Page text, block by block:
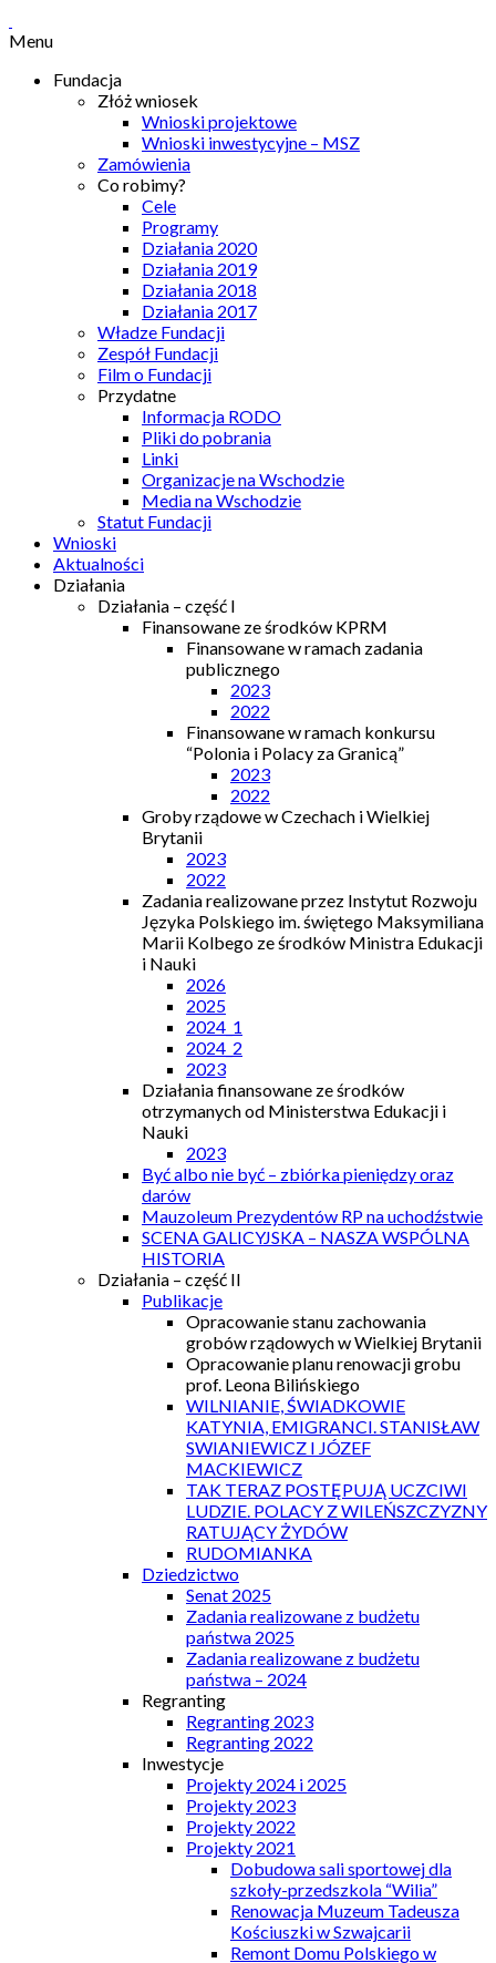
Menu
Fundacja
Złóż wniosek
Wnioski projektowe
Wnioski inwestycyjne – MSZ
Zamówienia
Co robimy?
Cele
Programy
Działania 2020
Działania 2019
Działania 2018
Działania 2017
Władze Fundacji
Zespół Fundacji
Film o Fundacji
Przydatne
Informacja RODO
Pliki do pobrania
Linki
Organizacje na Wschodzie
Media na Wschodzie
Statut Fundacji
Wnioski
Aktualności
Działania
Działania – część I
Finansowane ze środków KPRM
Finansowane w ramach zadania
publicznego
2023
2022
Finansowane w ramach konkursu
“Polonia i Polacy za Granicą”
2023
2022
Groby rządowe w Czechach i Wielkiej
Brytanii
2023
2022
Zadania realizowane przez Instytut Rozwoju
Języka Polskiego im. świętego Maksymiliana
Marii Kolbego ze środków Ministra Edukacji
i Nauki
2026
2025
2024_1
2024_2
2023
Działania finansowane ze środków
otrzymanych od Ministerstwa Edukacji i
Nauki
2023
Być albo nie być – zbiórka pieniędzy oraz
darów
Mauzoleum Prezydentów RP na uchodźstwie
SCENA GALICYJSKA – NASZA WSPÓLNA
HISTORIA
Działania – część II
Publikacje
Opracowanie stanu zachowania
grobów rządowych w Wielkiej Brytanii
Opracowanie planu renowacji grobu
prof. Leona Bilińskiego
WILNIANIE, ŚWIADKOWIE
KATYNIA, EMIGRANCI. STANISŁAW
SWIANIEWICZ I JÓZEF
MACKIEWICZ
TAK TERAZ POSTĘPUJĄ UCZCIWI
LUDZIE. POLACY Z WILEŃSZCZYZNY
RATUJĄCY ŻYDÓW
RUDOMIANKA
Dziedzictwo
Senat 2025
Zadania realizowane z budżetu
państwa 2025
Zadania realizowane z budżetu
państwa – 2024
Regranting
Regranting 2023
Regranting 2022
Inwestycje
Projekty 2024 i 2025
Projekty 2023
Projekty 2022
Projekty 2021
Dobudowa sali sportowej dla
szkoły-przedszkola “Wilia”
Renowacja Muzeum Tadeusza
Kościuszki w Szwajcarii
Remont Domu Polskiego w